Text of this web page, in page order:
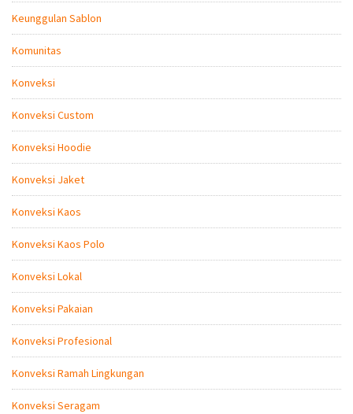
Keunggulan Sablon
Komunitas
Konveksi
Konveksi Custom
Konveksi Hoodie
Konveksi Jaket
Konveksi Kaos
Konveksi Kaos Polo
Konveksi Lokal
Konveksi Pakaian
Konveksi Profesional
Konveksi Ramah Lingkungan
Konveksi Seragam